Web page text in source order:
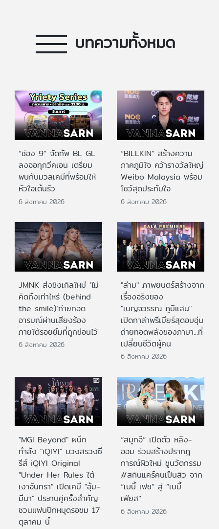
บทความทั้งหมด
“ช่อง 9” จัดทัพ BL GL
ลงจอทุกวีคเอน เตรียม
พบกับมวลเคมีที่พร้อมให้
หัวใจเต้นรัว
6 สิงหาคม 2026
“BILLKIN” สร้างความ
ภาคภูมิใจ คว้ารางวัลใหญ่
Weibo Malaysia พร้อม
โชว์สุดประทับใจ
6 สิงหาคม 2026
JMNK ส่งซิงเกิลใหม่ ‘ไม่
คิดถึงเท่าไหร่ (behind
the smile)’ถ่ายทอด
อารมณ์ผ่านเสียงร้อง
ภายใต้รอยยิ้มที่ถูกซ่อนไว้
6 สิงหาคม 2026
"ล่าม" ภาพยนตร์สร้างจาก
เรื่องจริงของ
"เบญจวรรณ ภูมิแสน"
เปิดกาล่าพรีเมียร์สุดอบอุ่น
ถ่ายทอดพลังของภาษา...ที่
เปลี่ยนชีวิตผู้คน
6 สิงหาคม 2026
"MGI Beyond" ผนึก
กำลัง "iQIYI" บวงสรวงซี
รีส์ iQIYI Original
"Under Her Rules ใต้
เงาจันทรา" เปิดเคมี "อุ้ม–
มีนา" ประกบคู่ครั้งสำคัญ
ชวนแฟนปักหมุดรอชม 17
ตุลาคม นี้
“สมูทอี” เปิดตัว หลิง-
ออม ร่วมสร้างปรากฎ
การณ์ผิวใหม่ ชูนวัตกรรม
#สกินแคร์คนเป็นสิว จาก
“เบบี้ เฟซ” สู่ “เบบี้
เฟียส”
6 สิงหาคม 2026